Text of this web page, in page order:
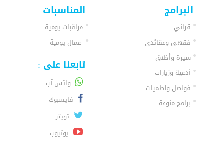
البرامج
قراني
فقهي وعقائدي
سيرة وأخلاق
أدعية وزيارات
فواصل ولطميات
برامج منوعة
المناسبات
مراقبات يومية
اعمال يومية
تابعنا على :
واتس آب
فايسبوك
تويتر
يوتيوب